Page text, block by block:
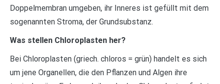
Doppelmembran umgeben, ihr Inneres ist gefüllt mit dem
sogenannten Stroma, der Grundsubstanz.
Was stellen Chloroplasten her?
Bei Chloroplasten (griech. chloros = grün) handelt es sich
um jene Organellen, die den Pflanzen und Algen ihre